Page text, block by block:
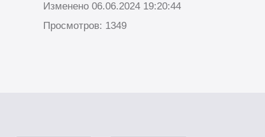
Изменено 06.06.2024 19:20:44
Просмотров: 1349